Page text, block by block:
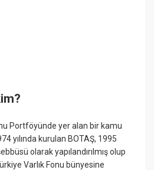
Portföyünde yer alan bir kamu
yılında kurulan BOTAŞ, 1995
olarak yapılandırılmış olup
Varlık Fonu bünyesine